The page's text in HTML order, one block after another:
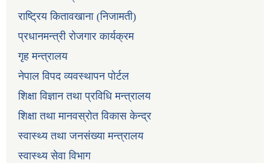
राष्ट्रिय कितावखाना (निजामती)
प्रधानमन्त्री रोजगार कार्यक्रम
गृह मन्त्रालय
नेपाल विपद व्यवस्थापन पोर्टल
शिक्षा विज्ञान तथा प्रविधि मन्त्रालय
शिक्षा तथा मानवस्रोत विकास केन्द्र
स्वास्थ्य तथा जनसंख्या मन्त्रालय
स्वास्थ्य सेवा विभाग